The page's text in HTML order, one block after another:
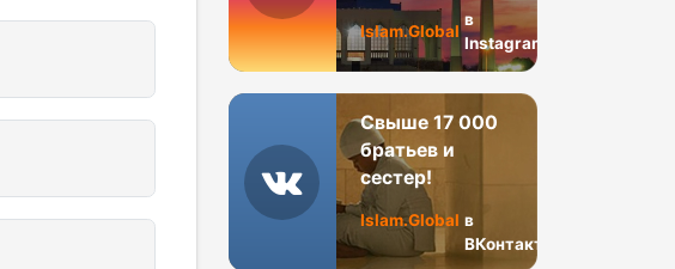
Islam.Global
в
Instagram
Свыше 17 000
братьев и
сестер!
Islam.Global в
ВКонтакте